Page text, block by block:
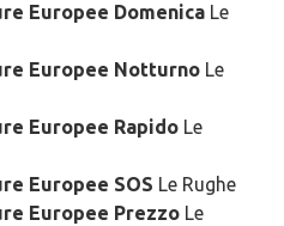
Europee Domenica Le
Europee Notturno Le
Europee Rapido Le
Europee SOS Le Rughe
Europee Prezzo Le